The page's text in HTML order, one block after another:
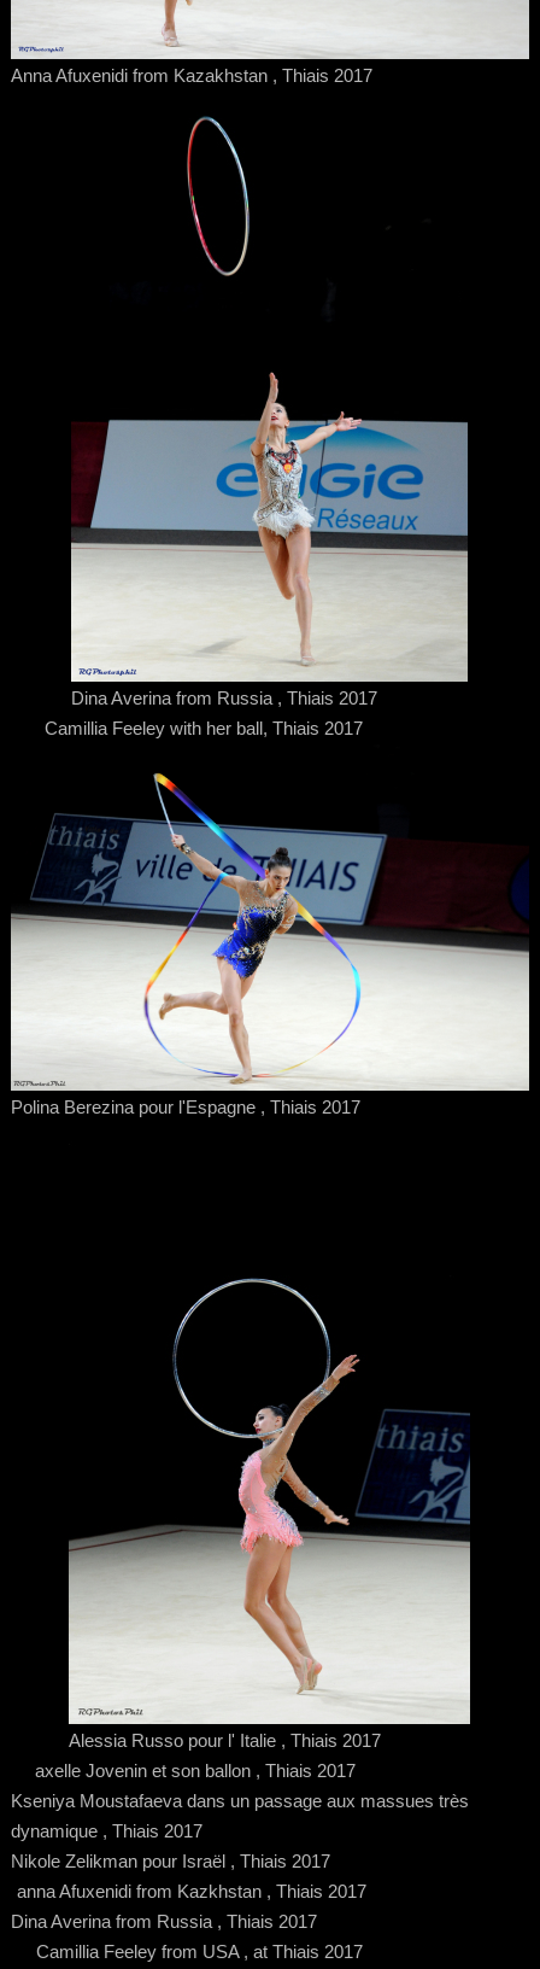
Anna Afuxenidi from Kazakhstan , Thiais 2017
Dina Averina from Russia , Thiais 2017
Camillia Feeley with her ball, Thiais 2017
Polina Berezina pour l'Espagne , Thiais 2017
Alessia Russo pour l' Italie , Thiais 2017
axelle Jovenin et son ballon , Thiais 2017
Kseniya Moustafaeva dans un passage aux massues très
dynamique , Thiais 2017
Nikole Zelikman pour Israël , Thiais 2017
anna Afuxenidi from Kazkhstan , Thiais 2017
Dina Averina from Russia , Thiais 2017
Camillia Feeley from USA , at Thiais 2017